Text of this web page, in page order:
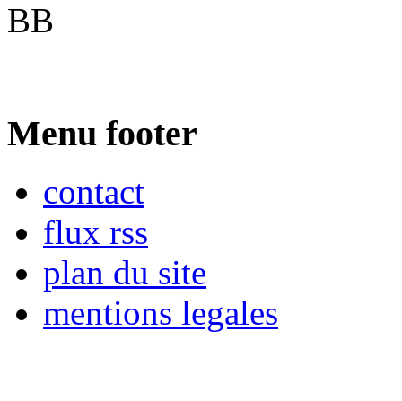
BB
Menu footer
contact
flux rss
plan du site
mentions legales